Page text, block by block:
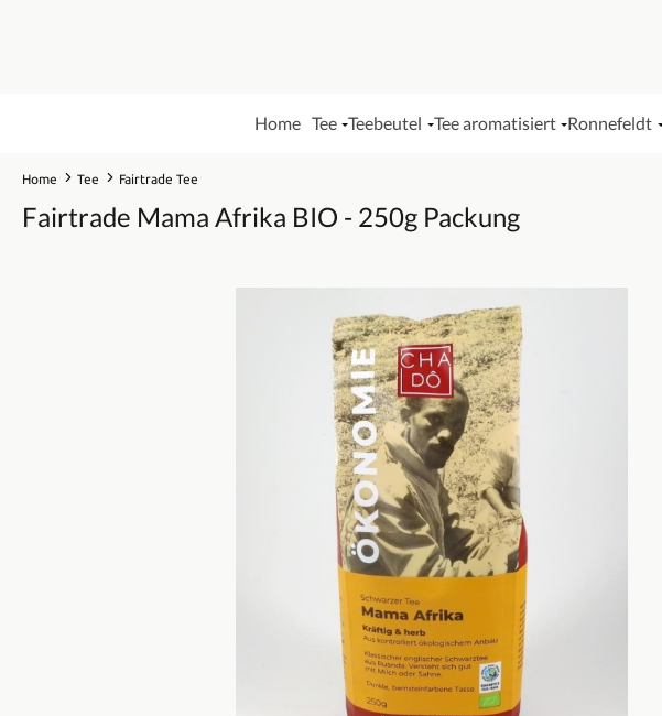
Home Tee Teebeutel Tee aromatisiert Ronnefeldt
Home Tee Fairtrade Tee
Fairtrade Mama Afrika BIO - 250g Packung